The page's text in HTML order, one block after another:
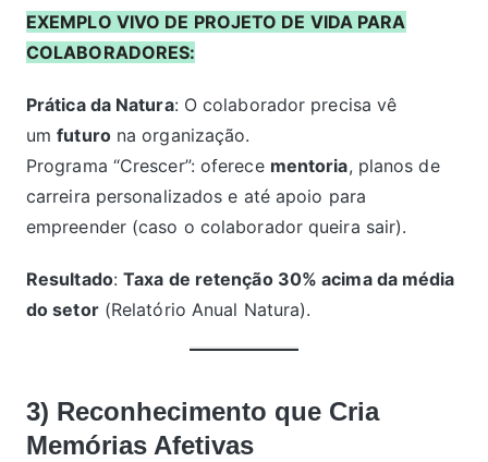
EXEMPLO VIVO DE PROJETO DE VIDA PARA
COLABORADORES:
Prática da Natura: O colaborador precisa vê
umfuturona organização.
Programa “Crescer”: oferece mentoria, planos de
carreira personalizados e até apoio para
empreender (caso o colaborador queira sair).
Resultado:Taxa de retenção 30% acima da média
do setor(Relatório Anual Natura).
3) Reconhecimento que Cria
Memórias Afetivas